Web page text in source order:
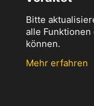
Bitte
alle
können.
Mehr erfahren